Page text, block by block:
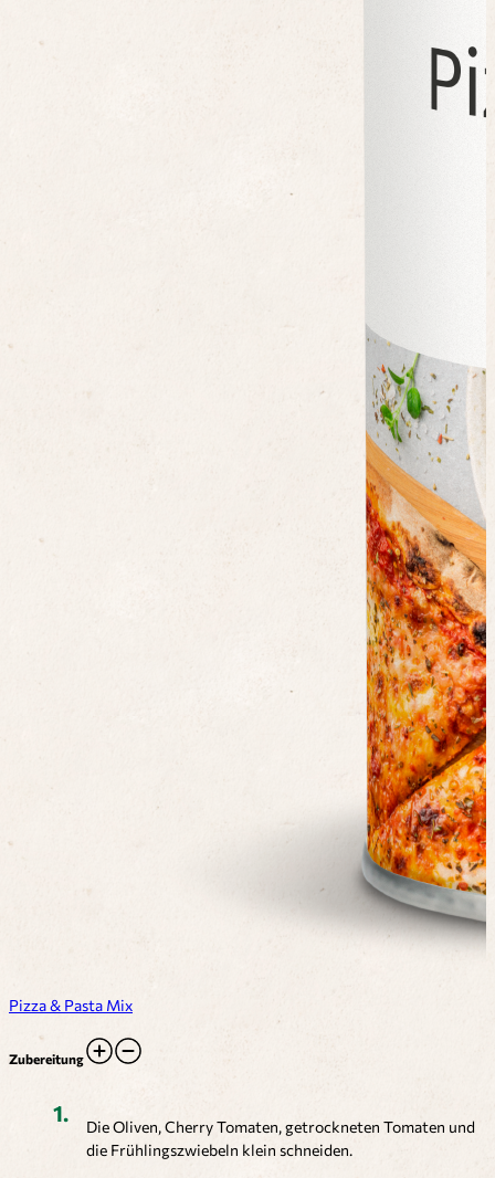
Pizza & Pasta Mix
Zubereitung
Die Oliven, Cherry Tomaten, getrockneten Tomaten und
die Frühlingszwiebeln klein schneiden.